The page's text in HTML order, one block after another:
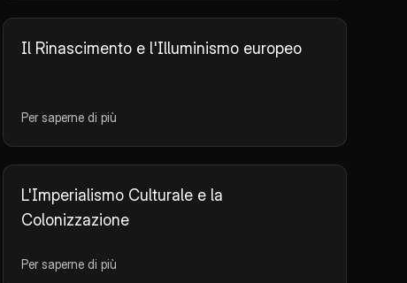
Il Rinascimento e l'Illuminismo europeo
Per saperne di più
L'Imperialismo Culturale e la
Colonizzazione
Per saperne di più